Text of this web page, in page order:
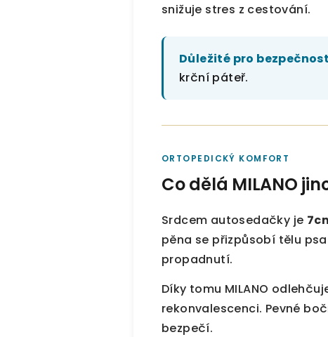
snižuje stres z cestování.
Důležité pro
krční páteř.
ORTOPEDICKÝ KOMFORT
Co dělá MILANO
Srdcem autosedačky je
pěna se přizpůsobí tělu
propadnutí.
Díky tomu MILANO
rekonvalescenci. Pevné
bezpečí.